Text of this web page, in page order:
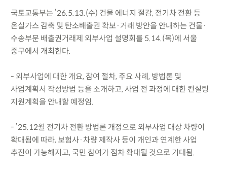
국토교통부는 ’26.5.13.(수) 건물 에너지 절감, 전기차 전환 등
온실가스 감축 및 탄소배출권 확보·거래 방안을 안내하는 건물·
수송부문 배출권거래제 외부사업 설명회를 5.14.(목)에 서울
중구에서 개최한다.
- 외부사업에 대한 개요, 참여 절차, 주요 사례, 방법론 및
사업계획서 작성방법 등을 소개하고, 사업 전 과정에 대한 컨설팅
지원계획을 안내할 예정임.
- ’25.12월 전기차 전환 방법론 개정으로 외부사업 대상 차량이
확대됨에 따라, 보험사·차량 제작사 등이 개인과 연계한 사업
추진이 가능해지고, 국민 참여가 점차 확대될 것으로 기대됨.